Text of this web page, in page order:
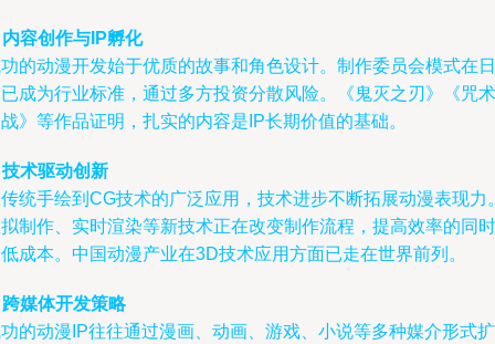
容创作与IP孵化
的动漫开发始于优质的故事和角色设计。制作委员会模式在日
成为行业标准，通过多方投资分散风险。《鬼灭之刃》《咒术
》等作品证明，扎实的内容是IP长期价值的基础。
术驱动创新
统手绘到CG技术的广泛应用，技术进步不断拓展动漫表现力
制作、实时渲染等新技术正在改变制作流程，提高效率的同时
成本。中国动漫产业在3D技术应用方面已走在世界前列。
媒体开发策略
的动漫IP往往通过漫画、动画、游戏、小说等多种媒介形式扩